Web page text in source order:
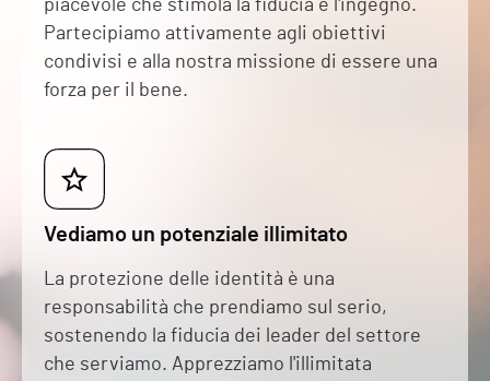
piacevole che stimola la fiducia e l'ingegno.
Partecipiamo attivamente agli obiettivi
condivisi e alla nostra missione di essere una
forza per il bene.
Vediamo un potenziale illimitato
La protezione delle identità è una
responsabilità che prendiamo sul serio,
sostenendo la fiducia dei leader del settore
che serviamo. Apprezziamo l'illimitata